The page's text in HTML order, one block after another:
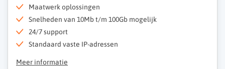
Maatwerk oplossingen
Snelheden van 10Mb t/m 100Gb mogelijk
24/7 support
Standaard vaste IP-adressen
Meer informatie